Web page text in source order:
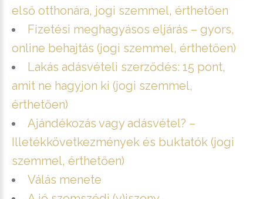
első otthonára, jogi szemmel, érthetően
Fizetési meghagyásos eljárás – gyors,
online behajtás (jogi szemmel, érthetően)
Lakás adásvételi szerződés: 15 pont,
amit ne hagyjon ki (jogi szemmel,
érthetően)
Ajándékozás vagy adásvétel? –
Illetékkövetkezmények és buktatók (jogi
szemmel, érthetően)
Válás menete